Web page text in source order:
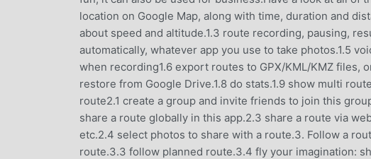
location on Google Map, along with time, duration and
about speed and altitude.1.3 route recording, pausing,
automatically, whatever app you use to take photos.1.5
when recording1.6 export routes to GPX/KML/KMZ files,
restore from Google Drive.1.8 do stats.1.9 show multi
route2.1 create a group and invite friends to join this
share a route globally in this app.2.3 share a route via
etc.2.4 select photos to share with a route.3. Follow a
route.3.3 follow planned route.3.4 fly your imagination: